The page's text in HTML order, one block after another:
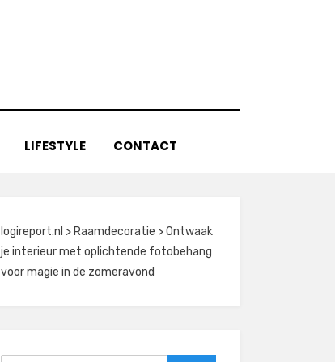
LIFESTYLE CONTACT
logireport.nl > Raamdecoratie >Ontwaak
je interieur met oplichtende fotobehang
voor magie in de zomeravond